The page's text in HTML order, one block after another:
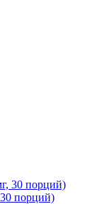
порций)